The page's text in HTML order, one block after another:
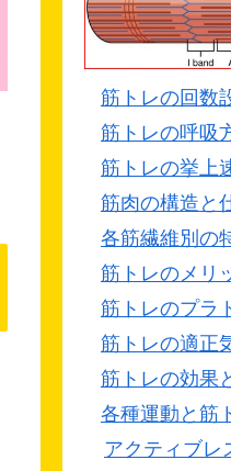
筋トレの回数
筋トレの呼吸
筋トレの挙上
筋肉の構造と
各筋繊維別の
筋トレのメリ
筋トレのプラ
筋トレの適正
筋トレの効果
各種運動と筋
アクティブレ